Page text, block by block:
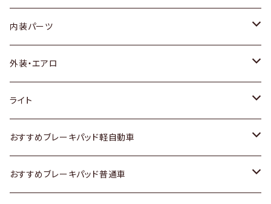
内装パーツ
トヨタ
ホンダ
スズキ
日産
外装・エアロ
トヨタ
ホンダ
スズキ
ライト
トヨタ
スズキ
おすすめブレーキパッド軽自動車
トヨタ
おすすめブレーキパッド普通車